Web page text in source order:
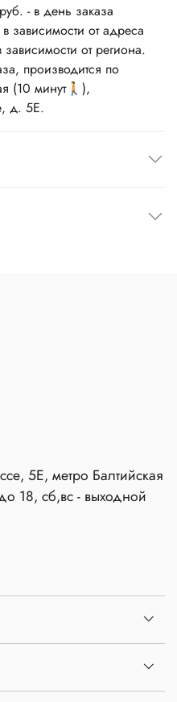
- в день заказа
зависимости от адреса
от региона.
производится по
(10 минут🚶),
д. 5Е.
5Е, метро Балтийская
18, сб,вс - выходной